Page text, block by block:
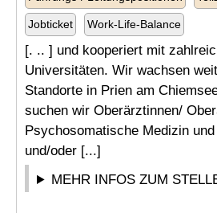
Jobticket Work-Life-Balance
[. .. ] und kooperiert mit
Universitäten. Wir wachsen
Standorte in Prien am
suchen wir Oberärztinnen/
Psychosomatische Medizin
und/oder [...]
MEHR INFOS ZUM